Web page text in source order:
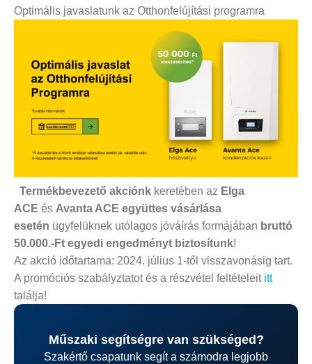
Optimális javaslatunk az Otthonfelújítási programra
Termékbevezető akciónk keretében az Elga
ACE és Avanta ACE együttes vásárlása
esetén ügyfelüknek utólagos jóváírás formájában bruttó
50.000.-Ft egyedi engedményt biztosítunk!
Az akció időtartama: 2024. július 1-től visszavonásig tart.
A promóciós szabályztatot és a részvétel feltételeit itt
találja!
Műszaki segítségre van szükséged?
Szakértő csapatunk segít a számodra legjobb